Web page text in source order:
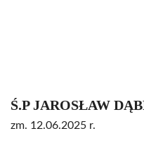
Ś.P JAROSŁAW
zm. 12.06.2025 r.